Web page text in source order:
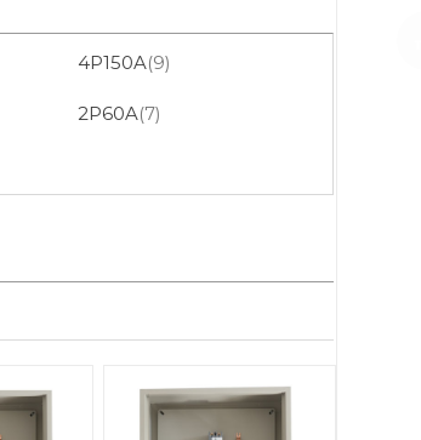
4P150A(9)
2P60A(7)